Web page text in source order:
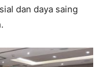
dan daya saing